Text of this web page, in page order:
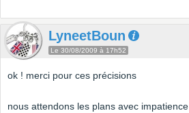
LyneetBoun
Le 30/08/2009 à 17h52
ok ! merci pour ces précisions
nous attendons les plans avec impatience